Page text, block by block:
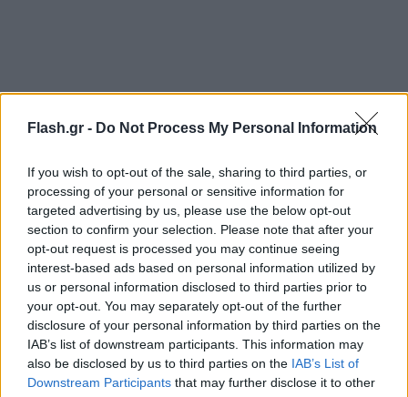
Flash.gr - Do Not Process My Personal Information
If you wish to opt-out of the sale, sharing to third parties, or
processing of your personal or sensitive information for
targeted advertising by us, please use the below opt-out
section to confirm your selection. Please note that after your
opt-out request is processed you may continue seeing
interest-based ads based on personal information utilized by
us or personal information disclosed to third parties prior to
your opt-out. You may separately opt-out of the further
disclosure of your personal information by third parties on the
IAB’s list of downstream participants. This information may
also be disclosed by us to third parties on the IAB’s List of
Downstream Participants that may further disclose it to other